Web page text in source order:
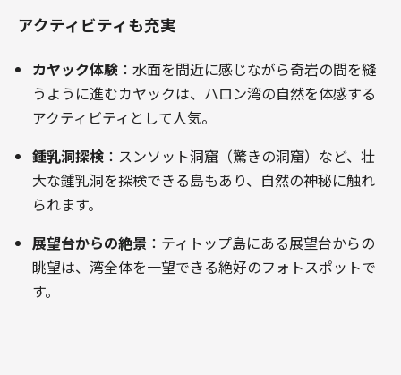
アクティビティも充実
カヤック体験 ：水面を間近に感じながら奇岩の間を縫
うように進むカヤックは、ハロン湾の自然を体感する
アクティビティとして人気。
鍾乳洞探検 ：スンソット洞窟（驚きの洞窟）など、壮
大な鍾乳洞を探検できる島もあり、自然の神秘に触れ
られます。
展望台からの絶景 ：ティトップ島にある展望台からの
眺望は、湾全体を一望できる絶好のフォトスポットで
す。